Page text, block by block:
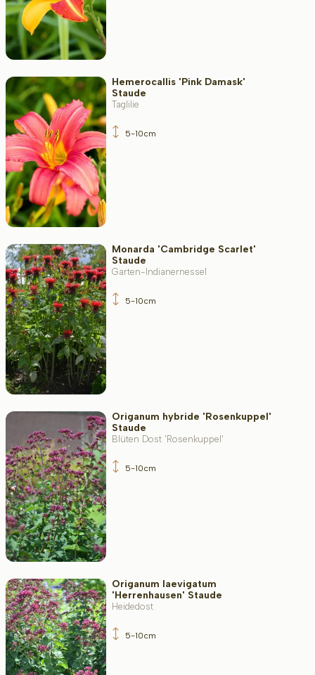
Hemerocallis 'Pink Damask'
Staude
Taglilie
5-10cm
Monarda 'Cambridge Scarlet'
Staude
Garten-Indianernessel
5-10cm
Origanum hybride 'Rosenkuppel'
Staude
Blüten Dost 'Rosenkuppel'
5-10cm
Origanum laevigatum
'Herrenhausen' Staude
Heidedost
5-10cm